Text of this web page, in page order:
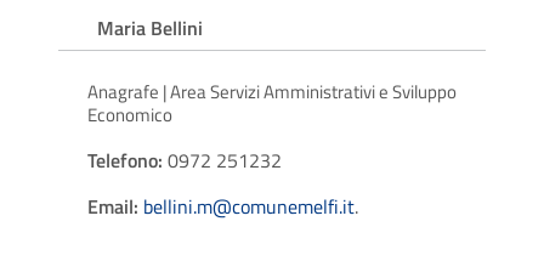
Maria Bellini
Anagrafe | Area Servizi Amministrativi e Sviluppo
Economico
Telefono: 0972 251232
Email: bellini.m@comunemelfi.it.